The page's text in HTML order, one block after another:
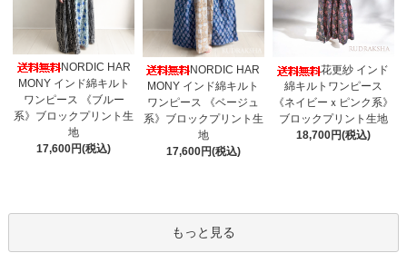
NORDIC HAR
MONY インド綿キルト
ワンピース 《ブルー
系》ブロックプリント生
地
17,600円(税込)
NORDIC HAR
MONY インド綿キルト
ワンピース 《ベージュ
系》ブロックプリント生
地
17,600円(税込)
花更紗 インド
綿キルトワンピース
《ネイビーｘピンク系》
ブロックプリント生地
18,700円(税込)
もっと見る